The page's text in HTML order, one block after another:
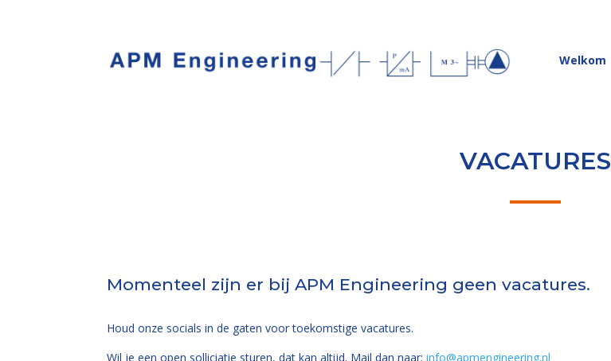
Welkom
VACATURES
Momenteel zijn er bij APM Engineering geen vacatures.
Houd onze socials in de gaten voor toekomstige vacatures.
Wil je een open solliciatie sturen, dat kan altijd. Mail dan naar:info@apmengineering.nl